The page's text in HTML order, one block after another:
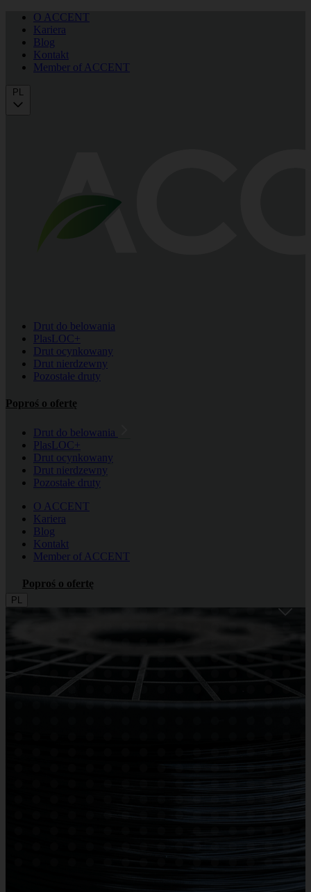
O ACCENT
Kariera
Blog
Kontakt
Member of ACCENT
PL
Drut do belowania
PlasLOC+
Drut ocynkowany
Drut nierdzewny
Pozostałe druty
Poproś o ofertę
Drut do belowania
PlasLOC+
Drut ocynkowany
Drut nierdzewny
Pozostałe druty
O ACCENT
Kariera
Blog
Kontakt
Member of ACCENT
Poproś o ofertę
PL